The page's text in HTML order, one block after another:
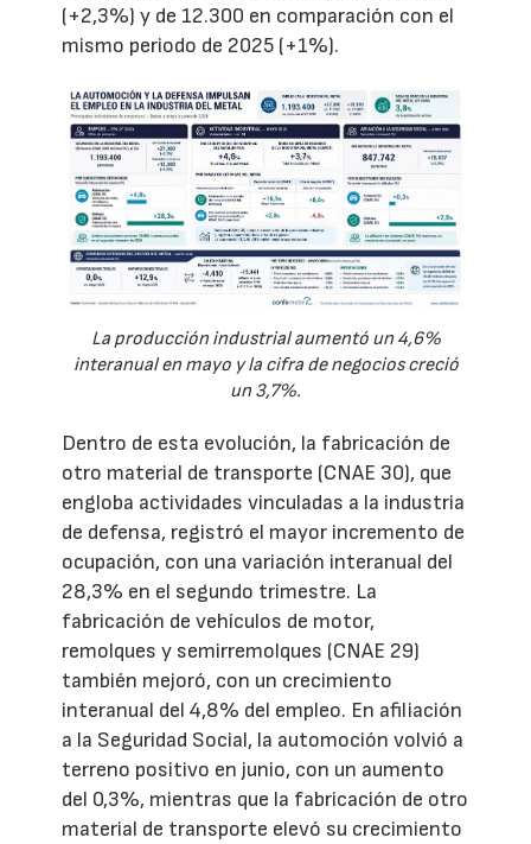
(+2,3%) y de 12.300 en comparación con el
mismo periodo de 2025 (+1%).
La producción industrial aumentó un 4,6%
interanual en mayo y la cifra de negocios creció
un 3,7%.
Dentro de esta evolución, la fabricación de
otro material de transporte (CNAE 30), que
engloba actividades vinculadas a la industria
de defensa, registró el mayor incremento de
ocupación, con una variación interanual del
28,3% en el segundo trimestre. La
fabricación de vehículos de motor,
remolques y semirremolques (CNAE 29)
también mejoró, con un crecimiento
interanual del 4,8% del empleo. En afiliación
a la Seguridad Social, la automoción volvió a
terreno positivo en junio, con un aumento
del 0,3%, mientras que la fabricación de otro
material de transporte elevó su crecimiento